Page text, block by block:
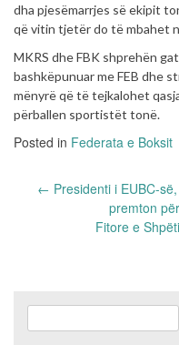
dha pjesëmarrjes së ekipit
që vitin tjetër do të mbahet
MKRS dhe FBK shprehën
bashkëpunuar me FEB dhe
mënyrë që të tejkalohet
përballen sportistët tonë.
Posted in Federata e Boksit
Post← Presidenti i EUBC-
premton
Fitore e